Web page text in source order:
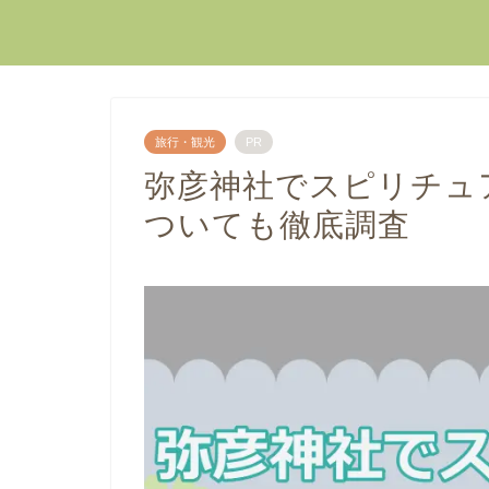
旅行・観光 PR
弥彦神社でスピリチ
ついても徹底調査